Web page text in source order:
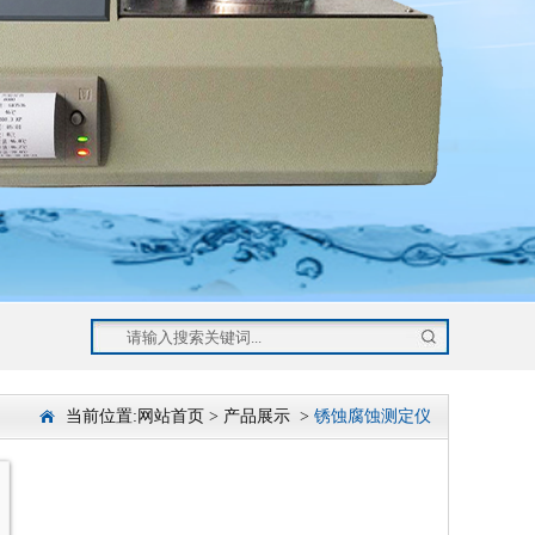
当前位置: 网站首页 > 产品展示 > 锈蚀腐蚀测定仪